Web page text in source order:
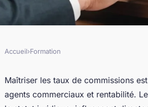
maîtriser les
Accueil›Formation
Maîtriser les taux de commissions
agents commerciaux et rentabilité.